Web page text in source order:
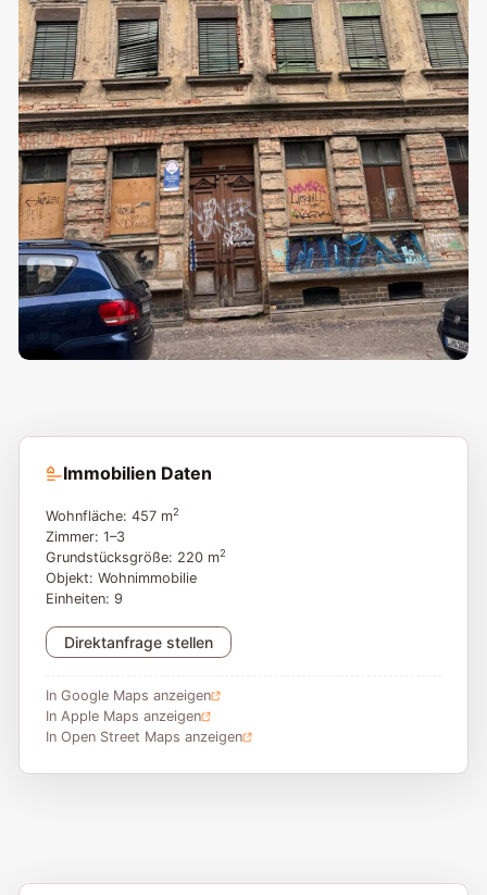
Immobilien Daten
Wohnfläche: 457 m2
Zimmer: 1–3
Grundstücksgröße: 220 m2
Objekt: Wohnimmobilie
Einheiten: 9
Direktanfrage stellen
In Google Maps anzeigen
In Apple Maps anzeigen
In Open Street Maps anzeigen